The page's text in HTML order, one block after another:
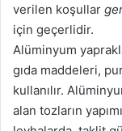
verilen koşullar
için geçerlidir.
Alüminyum
gıda maddeleri,
kullanılır.
alan tozların